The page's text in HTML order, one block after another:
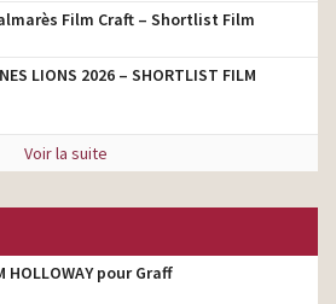
Film Craft – Shortlist Film
LIONS 2026 – SHORTLIST FILM
Voir la suite
HOLLOWAY pour Graff